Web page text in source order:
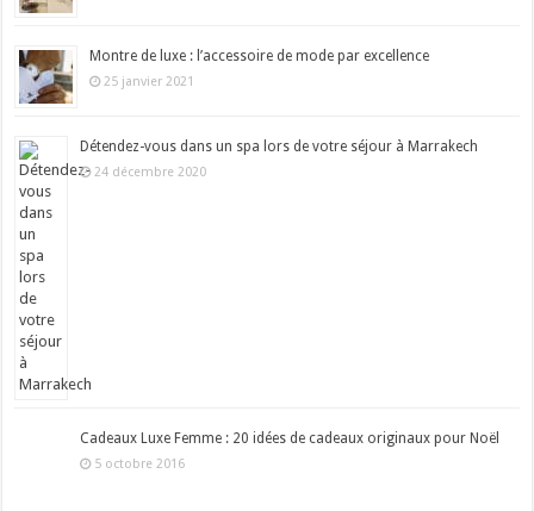
Montre de luxe : l’accessoire de mode par excellence
25 janvier 2021
Détendez-vous dans un spa lors de votre séjour à Marrakech
24 décembre 2020
Cadeaux Luxe Femme : 20 idées de cadeaux originaux pour Noël
5 octobre 2016